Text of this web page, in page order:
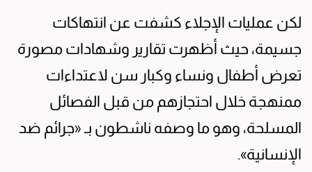
لكن عمليات الإجلاء كشفت عن انتهاكات
جسيمة، حيث أظهرت تقارير وشهادات مصورة
تعرض أطفال ونساء وكبار سن لاعتداءات
ممنهجة خلال احتجازهم من قبل الفصائل
المسلحة، وهو ما وصفه ناشطون بـ «جرائم ضد
الإنسانية».